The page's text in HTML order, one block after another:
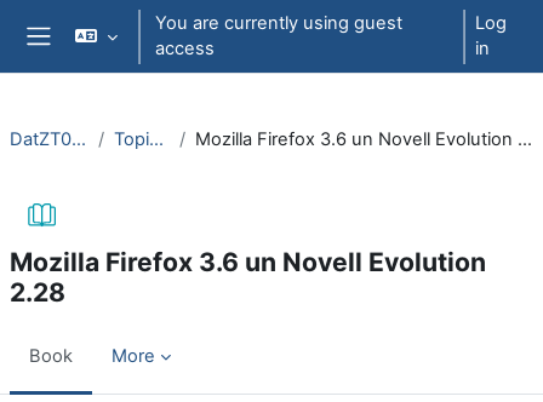
Skip to main content
You are currently using guest
access
Log
in
DatZT008 Topic 7 Mozilla Firefox 3.6 un Novell Evolution 2.28
Mozilla Firefox 3.6 un Novell Evolution
2.28
Book More